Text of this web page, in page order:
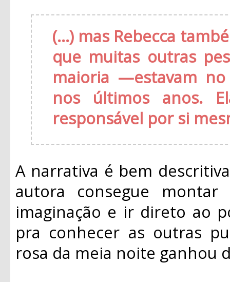
(...) mas Rebecca
que muitas outras
maioria —estavam
nos últimos anos.
responsável por si
A narrativa é bem
autora consegue
imaginação e ir direto ao
pra conhecer as outras
rosa da meia noite ganhou